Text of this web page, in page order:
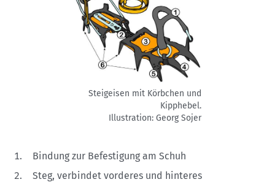
Steigeisen mit Körbchen und
Kipphebel.
Illustration: Georg Sojer
Bindung zur Befestigung am Schuh
Steg, verbindet vorderes und hinteres